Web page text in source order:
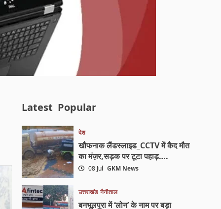
Latest Popular
देश
खौफनाक लैंडस्लाइड_CCTV में कैद मौत
का मंज़र,सड़क पर टूटा पहाड़….
08 Jul GKM News
उत्तराखंड नैनीताल
बनभूलपुरा में ‘लोन’ के नाम पर बड़ा